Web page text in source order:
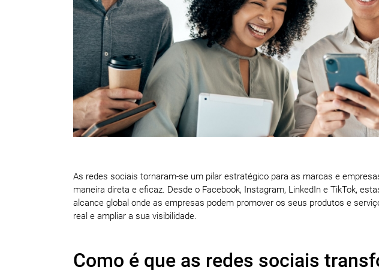
As redes sociais tornaram-se um pilar estratégico para as marcas e
maneira direta e eficaz. Desde o Facebook, Instagram, LinkedIn e TikTok,
alcance global onde as empresas podem promover os seus produtos e
real e ampliar a sua visibilidade.
Como é que as redes sociais